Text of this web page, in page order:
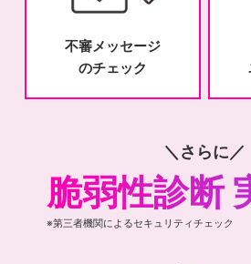
不審メッセージ
のチェック
＼さらに／
脆弱性診断
※第三者機関によるセキュリティチェック